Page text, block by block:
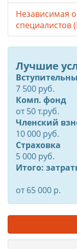
Независимая
специалистов
Лучшие
7 500 руб.
Комп. фонд
от50т.руб.
Членский
10 000 руб.
Страховка
5 000 руб.
Итого:
от 65 000 р.